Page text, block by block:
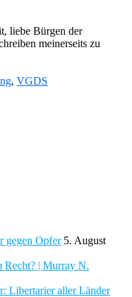
liebe Bürgen der
meinerseits zu
, VGDS
gegen Opfer 5. August
Recht? | Murray N.
Libertarier aller Länder